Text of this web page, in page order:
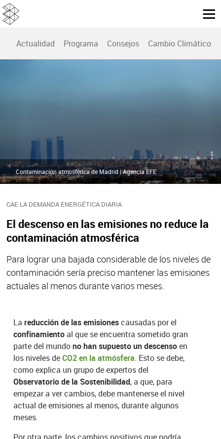
Actualidad Programa Consejos Cambio Climático
CAE LA DEMANDA ENERGÉTICA DIARIA
El descenso en las emisiones no reduce la
contaminación atmosférica
Para lograr una bajada considerable de los niveles de
contaminación sería preciso mantener las emisiones
actuales al menos durante varios meses.
Contaminación atmosférica de Madrid | Agencia EFE
Lareducción de las emisionescausadas por el
confinamientoal que se encuentra sometido gran
parte del mundono han supuesto un descensoen
los niveles deCO2 en la atmósfera. Esto se debe,
como explica un grupo de expertos del
Observatorio de la Sostenibilidad, a que, para
empezar a ver cambios, debe mantenerse el nivel
actual de emisiones al menos, durante algunos
meses.